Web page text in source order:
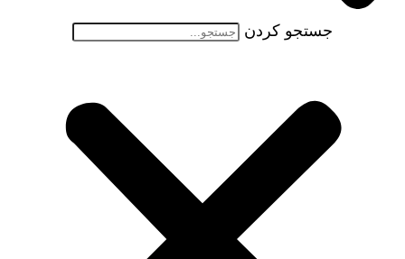
جستجو کردن